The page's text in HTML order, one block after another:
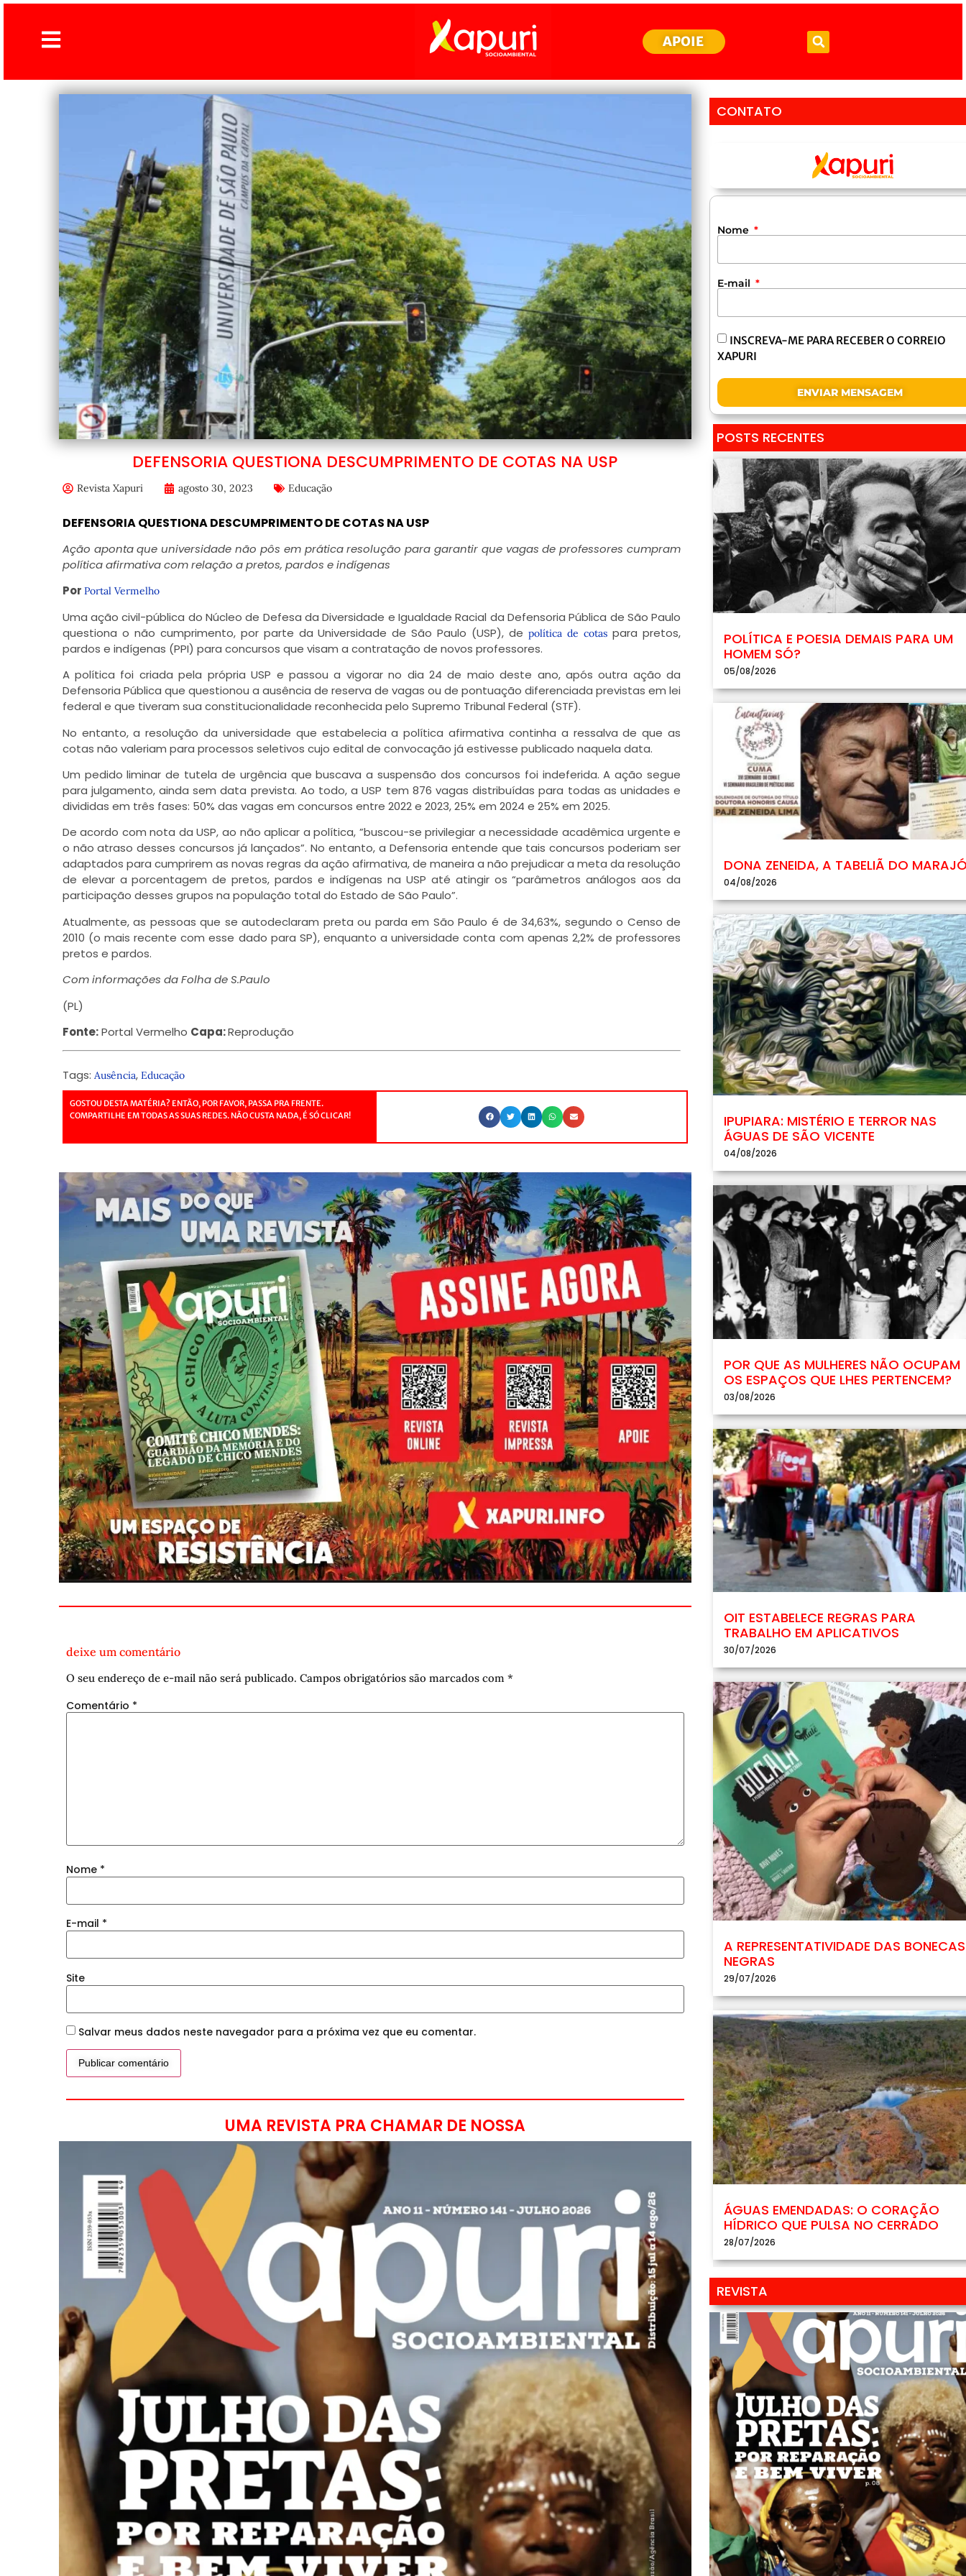
APOIE
DEFENSORIA QUESTIONA DESCUMPRIMENTO DE COTAS NA USP
Revista Xapuri agosto 30, 2023 Educação
DEFENSORIA QUESTIONA DESCUMPRIMENTO DE COTAS NA USP
Ação aponta que universidade não pôs em prática resolução para garantir que vagas de professores cumpram
política afirmativa com relação a pretos, pardos e indígenas
Por Portal Vermelho
Uma ação civil-pública do Núcleo de Defesa da Diversidade e Igualdade Racial da Defensoria Pública de São Paulo
questiona o não cumprimento, por parte da Universidade de São Paulo (USP), depolítica de cotas para pretos,
pardos e indígenas (PPI) para concursos que visam a contratação de novos professores.
A política foi criada pela própria USP e passou a vigorar no dia 24 de maio deste ano, após outra ação da
Defensoria Pública que questionou a ausência de reserva de vagas ou de pontuação diferenciada previstas em lei
federal e que tiveram sua constitucionalidade reconhecida pelo Supremo Tribunal Federal (STF).
No entanto, a resolução da universidade que estabelecia a política afirmativa continha a ressalva de que as
cotas não valeriam para processos seletivos cujo edital de convocação já estivesse publicado naquela data.
Um pedido liminar de tutela de urgência que buscava a suspensão dos concursos foi indeferida. A ação segue
para julgamento, ainda sem data prevista. Ao todo, a USP tem 876 vagas distribuídas para todas as unidades e
divididas em três fases: 50% das vagas em concursos entre 2022 e 2023, 25% em 2024 e 25% em 2025.
De acordo com nota da USP, ao não aplicar a política, ”buscou-se privilegiar a necessidade acadêmica urgente e
o não atraso desses concursos já lançados”. No entanto, a Defensoria entende que tais concursos poderiam ser
adaptados para cumprirem as novas regras da ação afirmativa, de maneira a não prejudicar a meta da resolução
de elevar a porcentagem de pretos, pardos e indígenas na USP até atingir os “parâmetros análogos aos da
participação desses grupos na população total do Estado de São Paulo”.
Atualmente, as pessoas que se autodeclaram preta ou parda em São Paulo é de 34,63%, segundo o Censo de
2010 (o mais recente com esse dado para SP), enquanto a universidade conta com apenas 2,2% de professores
pretos e pardos.
Com informações da Folha de S.Paulo
(PL)
Fonte:Portal Vermelho Capa:Reprodução
Tags: Ausência, Educação
GOSTOU DESTA MATÉRIA? ENTÃO, POR FAVOR, PASSA PRA FRENTE.
COMPARTILHE EM TODAS AS SUAS REDES. NÃO CUSTA NADA, É SÓ CLICAR!
deixe um comentário
O seu endereço de e-mail não será publicado. Campos obrigatórios são marcados com *
Comentário *
Nome *
E-mail *
Site
Salvar meus dados neste navegador para a próxima vez que eu comentar.
UMA REVISTA PRA CHAMAR DE NOSSA
CONTATO
Nome
E-mail
INSCREVA-ME PARA RECEBER O CORREIO
XAPURI
ENVIAR MENSAGEM
POSTS RECENTES
POLÍTICA E POESIA DEMAIS PARA UM
HOMEM SÓ?
05/08/2026
DONA ZENEIDA, A TABELIÃ DO
04/08/2026
IPUPIARA: MISTÉRIO E TERROR NAS
ÁGUAS DE SÃO VICENTE
04/08/2026
POR QUE AS MULHERES NÃO OCUPAM
OS ESPAÇOS QUE LHES PERTENCEM?
03/08/2026
OIT ESTABELECE REGRAS PARA
TRABALHO EM APLICATIVOS
30/07/2026
A REPRESENTATIVIDADE DAS BONECAS
NEGRAS
29/07/2026
ÁGUAS EMENDADAS: O CORAÇÃO
HÍDRICO QUE PULSA NO CERRADO
28/07/2026
REVISTA